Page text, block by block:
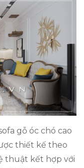
gỗ óc chó cao
thiết kế theo
thuật kết hợp với